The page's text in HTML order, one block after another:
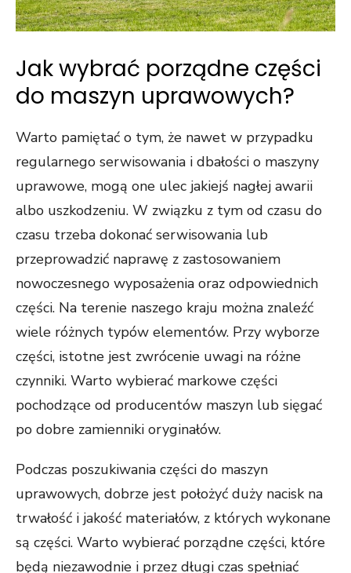
Jak wybrać porządne części
do maszyn uprawowych?
Warto pamiętać o tym, że nawet w przypadku
regularnego serwisowania i dbałości o maszyny
uprawowe, mogą one ulec jakiejś nagłej awarii
albo uszkodzeniu. W związku z tym od czasu do
czasu trzeba dokonać serwisowania lub
przeprowadzić naprawę z zastosowaniem
nowoczesnego wyposażenia oraz odpowiednich
części. Na terenie naszego kraju można znaleźć
wiele różnych typów elementów. Przy wyborze
części, istotne jest zwrócenie uwagi na różne
czynniki. Warto wybierać markowe części
pochodzące od producentów maszyn lub sięgać
po dobre zamienniki oryginałów.
Podczas poszukiwania części do maszyn
uprawowych, dobrze jest położyć duży nacisk na
trwałość i jakość materiałów, z których wykonane
są części. Warto wybierać porządne części, które
będą niezawodnie i przez długi czas spełniać